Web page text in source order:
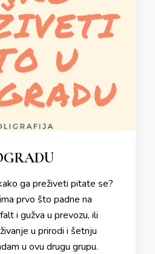
ga preživeti pitate se?
prvo što padne na
i gužva u prevozu, ili
u prirodi i šetnju
u ovu drugu grupu.